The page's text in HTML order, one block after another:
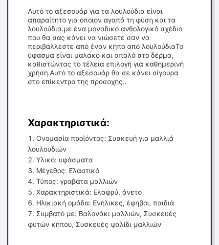
Αυτό το αξεσουάρ για τα λουλούδια είναι
απαραίτητο για όποιον αγαπά τη φύση και τα
λουλούδια.με ένα μοναδικό ανθολογικό σχέδιο
που θα σας κάνει να νιώσετε σαν να
περιβάλλεστε από έναν κήπο από λουλούδιαΤο
ύφασμα είναι μαλακό και απαλό στο δέρμα,
καθιστώντας το τέλεια επιλογή για καθημερινή
χρήση.Αυτό το αξεσουάρ θα σε κάνει σίγουρα
στο επίκεντρο της προσοχής..
Χαρακτηριστικά:
Ονομασία προϊόντος: Συσκευή για μαλλιά
λουλουδιών
Υλικό: υφάσματα
Μέγεθος: Ελαστικό
Τύπος: γραβάτα μαλλιών
Χαρακτηριστικά: Ελαφρύ, άνετο
Ηλικιακή ομάδα: Ενήλικες, έφηβοι, παιδιά
Συμβατό με: Βαλονάκι μαλλιών, Συσκευές
φυτών κήπου, Συσκευές ψαλίδι μαλλιών